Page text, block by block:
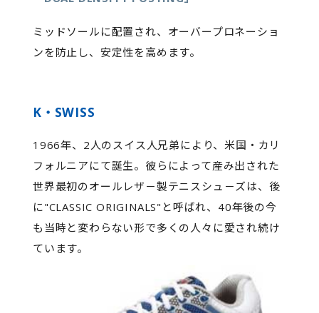
ミッドソールに配置され、オーバープロネーショ
ンを防止し、安定性を高めます。
K・SWISS
1966年、2人のスイス人兄弟により、米国・カリ
フォルニアにて誕生。彼らによって産み出された
世界最初のオールレザ－製テニスシュ－ズは、後
に"CLASSIC ORIGINALS"と呼ばれ、40年後の今
も当時と変わらない形で多くの人々に愛され続け
ています。